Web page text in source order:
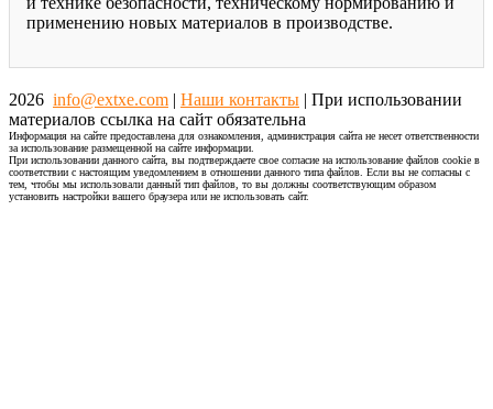
применению новых материалов в производстве.
2026 info@extxe.com | Наши контакты | При использовании
материалов ссылка на сайт обязательна
Информация на сайте предоставлена для ознакомления, администрация сайта не несет ответственности
за использование размещенной на сайте информации.
При использовании данного сайта, вы подтверждаете свое согласие на использование файлов cookie в
соответствии с настоящим уведомлением в отношении данного типа файлов. Если вы не согласны с
тем, чтобы мы использовали данный тип файлов, то вы должны соответствующим образом
установить настройки вашего браузера или не использовать сайт.